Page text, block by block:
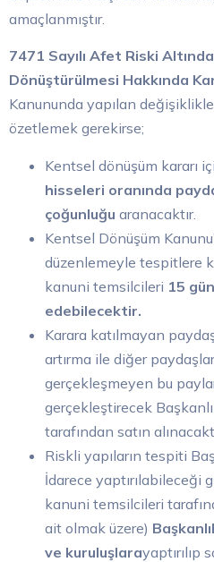
amaçlanmıştır.
7471 Sayılı Afet Riski
Dönüştürülmesi Hakkında
Kanununda yapılan
özetlemek gerekirse;
Kentsel dönüşüm kararı
hisseleri oranında
çoğunluğu aranacaktır.
Kentsel Dönüşüm
düzenlemeyle tespitlere
kanuni temsilcileri 15
edebilecektir.
Karara katılmayan
artırma ile diğer
gerçekleşmeyen bu
gerçekleştirecek
tarafından satın
Riskli yapıların tespiti
İdarece yaptırılabileceği
kanuni temsilcileri
ait olmak üzere)
ve kuruluşlarayaptırılıp